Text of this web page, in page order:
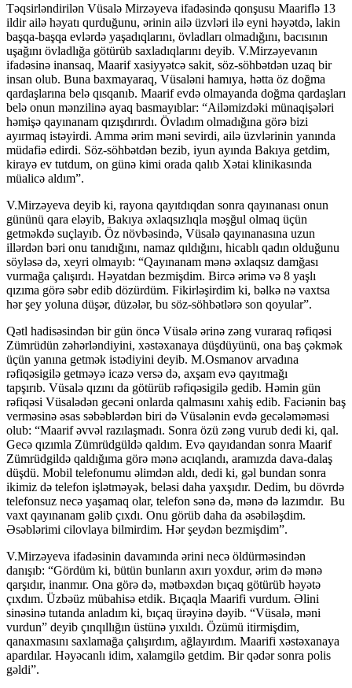
Təqsirləndirilən Vüsalə Mirzəyeva ifadəsində qonşusu Maariflə 13
ildir ailə həyatı qurduğunu, ərinin ailə üzvləri ilə eyni həyətdə, lakin
başqa-başqa evlərdə yaşadıqlarını, övladları olmadığını, bacısının
uşağını övladlığa götürüb saxladıqlarını deyib. V.Mirzəyevanın
ifadəsinə inansaq, Maarif xasiyyətcə sakit, söz-söhbətdən uzaq bir
insan olub. Buna baxmayaraq, Vüsaləni hamıya, hətta öz doğma
qardaşlarına belə qısqanıb. Maarif evdə olmayanda doğma qardaşları
belə onun mənzilinə ayaq basmayıblar: “Ailəmizdəki münaqişələri
həmişə qayınanam qızışdırırdı. Övladım olmadığına görə bizi
ayırmaq istəyirdi. Amma ərim məni sevirdi, ailə üzvlərinin yanında
müdafiə edirdi. Söz-söhbətdən bezib, iyun ayında Bakıya getdim,
kirayə ev tutdum, on günə kimi orada qalıb Xətai klinikasında
müalicə aldım”.
V.Mirzəyeva deyib ki, rayona qayıtdıqdan sonra qayınanası onun
gününü qara eləyib, Bakıya əxlaqsızlıqla məşğul olmaq üçün
getməkdə suçlayıb. Öz növbəsində, Vüsalə qayınanasına uzun
illərdən bəri onu tanıdığını, namaz qıldığını, hicablı qadın olduğunu
söyləsə də, xeyri olmayıb: “Qayınanam mənə əxlaqsız damğası
vurmağa çalışırdı. Həyatdan bezmişdim. Bircə ərimə və 8 yaşlı
qızıma görə səbr edib dözürdüm. Fikirləşirdim ki, bəlkə nə vaxtsa
hər şey yoluna düşər, düzələr, bu söz-söhbətlərə son qoyular”.
Qətl hadisəsindən bir gün öncə Vüsalə ərinə zəng vuraraq rəfiqəsi
Zümrüdün zəhərləndiyini, xəstəxanaya düşdüyünü, ona baş çəkmək
üçün yanına getmək istədiyini deyib. M.Osmanov arvadına
rəfiqəsigilə getməyə icazə versə də, axşam evə qayıtmağı
tapşırıb. Vüsalə qızını da götürüb rəfiqəsigilə gedib. Həmin gün
rəfiqəsi Vüsalədən gecəni onlarda qalmasını xahiş edib. Faciənin baş
verməsinə əsas səbəblərdən biri də Vüsalənin evdə gecələməməsi
olub: “Maarif əvvəl razılaşmadı. Sonra özü zəng vurub dedi ki, qal.
Gecə qızımla Zümrüdgüldə qaldım. Evə qayıdandan sonra Maarif
Zümrüdgildə qaldığıma görə mənə acıqlandı, aramızda dava-dalaş
düşdü. Mobil telefonumu əlimdən aldı, dedi ki, gəl bundan sonra
ikimiz də telefon işlətməyək, beləsi daha yaxşıdır. Dedim, bu dövrdə
telefonsuz necə yaşamaq olar, telefon sənə də, mənə də lazımdır. Bu
vaxt qayınanam gəlib çıxdı. Onu görüb daha da əsəbiləşdim.
Əsəblərimi cilovlaya bilmirdim. Hər şeydən bezmişdim”.
V.Mirzəyeva ifadəsinin davamında ərini necə öldürməsindən
danışıb: “Gördüm ki, bütün bunların axırı yoxdur, ərim də mənə
qarşıdır, inanmır. Ona görə də, mətbəxdən bıçaq götürüb həyətə
çıxdım. Üzbəüz mübahisə etdik. Bıçaqla Maarifi vurdum. Əlini
sinəsinə tutanda anladım ki, bıçaq ürəyinə dəyib. “Vüsalə, məni
vurdun” deyib çınqıllığın üstünə yıxıldı. Özümü itirmişdim,
qanaxmasını saxlamağa çalışırdım, ağlayırdım. Maarifi xəstəxanaya
apardılar. Həyəcanlı idim, xalamgilə getdim. Bir qədər sonra polis
gəldi”.